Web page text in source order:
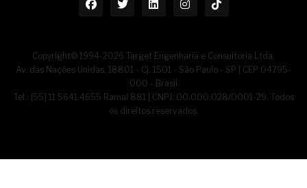
Copyright© 1994-2026 Target Engenharia e Consultoria Ltda.
Av. das Nações Unidas, 18801 - Cj. 1501 - São Paulo - SP | CEP 04795-
000 - Brasil
Tel.: [55] 11 5641.4655 Ramal 881 | CNPJ: 00.000.028/0001-29. Todos
os direitos reservados.